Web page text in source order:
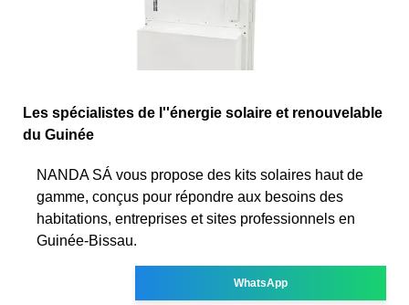
Les spécialistes de l''énergie solaire et renouvelable
du Guinée
NANDA SÁ vous propose des kits solaires haut de
gamme, conçus pour répondre aux besoins des
habitations, entreprises et sites professionnels en
Guinée-Bissau.
WhatsApp